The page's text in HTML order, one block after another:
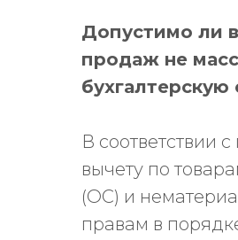
Допустимо ли
продаж не
бухгалтерскую
В соответствии
вычету по
(ОС) и
правам в